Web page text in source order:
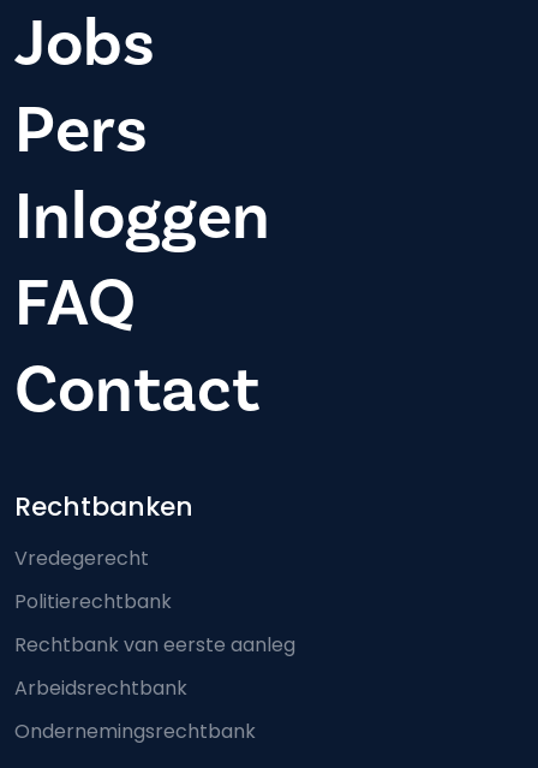
Jobs
Pers
Inloggen
FAQ
Contact
Footer-menu
Rechtbanken
Vredegerecht
Politierechtbank
Rechtbank van eerste aanleg
Arbeidsrechtbank
Ondernemingsrechtbank